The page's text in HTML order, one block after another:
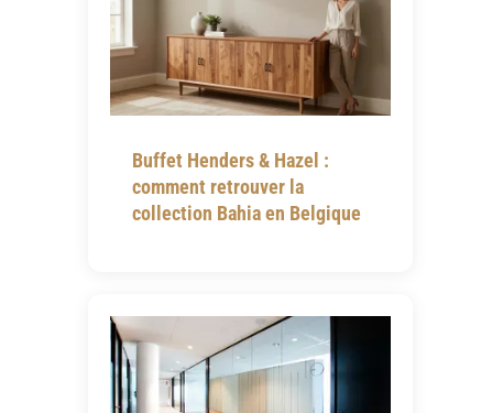
Buffet Henders & Hazel :
comment retrouver la
collection Bahia en Belgique